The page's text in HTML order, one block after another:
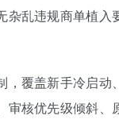
乱违规商单植
覆盖新手冷启
核优先级倾斜